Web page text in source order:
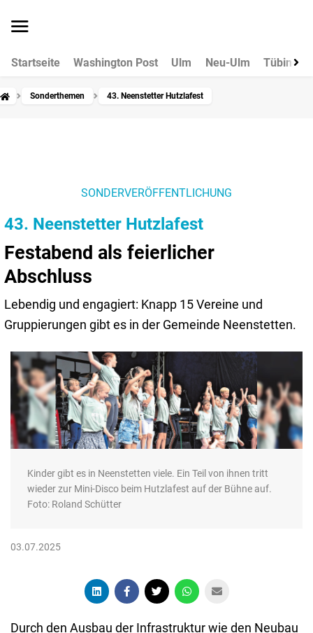
Startseite Washington Post Ulm Neu-Ulm Tübingen
Sonderthemen 43. Neenstetter Hutzlafest
SONDERVERÖFFENTLICHUNG
43. Neenstetter Hutzlafest
Festabend als feierlicher
Abschluss
Lebendig und engagiert: Knapp 15 Vereine und
Gruppierungen gibt es in der Gemeinde Neenstetten.
Kinder gibt es in Neenstetten viele. Ein Teil von ihnen tritt
wieder zur Mini-Disco beim Hutzlafest auf der Bühne auf.
Foto: Roland Schütter
03.07.2025
Durch den Ausbau der Infrastruktur wie den Neubau